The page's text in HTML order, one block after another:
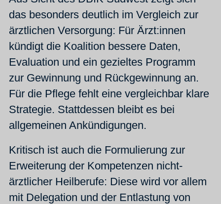
das besonders deutlich im Vergleich zur
ärztlichen Versorgung: Für Ärzt:innen
kündigt die Koalition bessere Daten,
Evaluation und ein gezieltes Programm
zur Gewinnung und Rückgewinnung an.
Für die Pflege fehlt eine vergleichbar klare
Strategie. Stattdessen bleibt es bei
allgemeinen Ankündigungen.
Kritisch ist auch die Formulierung zur
Erweiterung der Kompetenzen nicht-
ärztlicher Heilberufe: Diese wird vor allem
mit Delegation und der Entlastung von